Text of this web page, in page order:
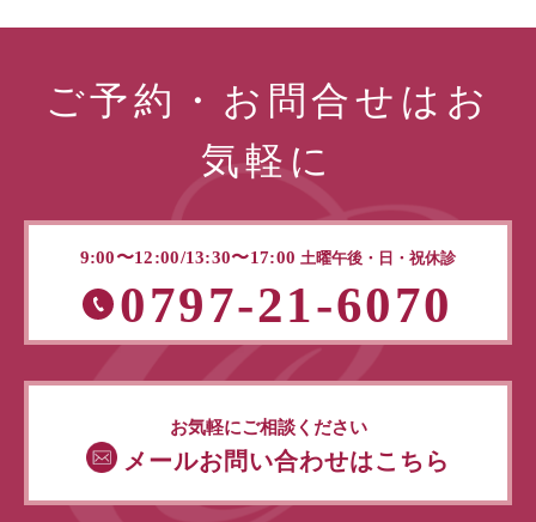
ご予約・お問合せはお
気軽に
9:00〜12:00/13:30〜17:00 土曜午後・日・祝休診
0797-21-6070
お気軽にご相談ください
メールお問い合わせはこちら